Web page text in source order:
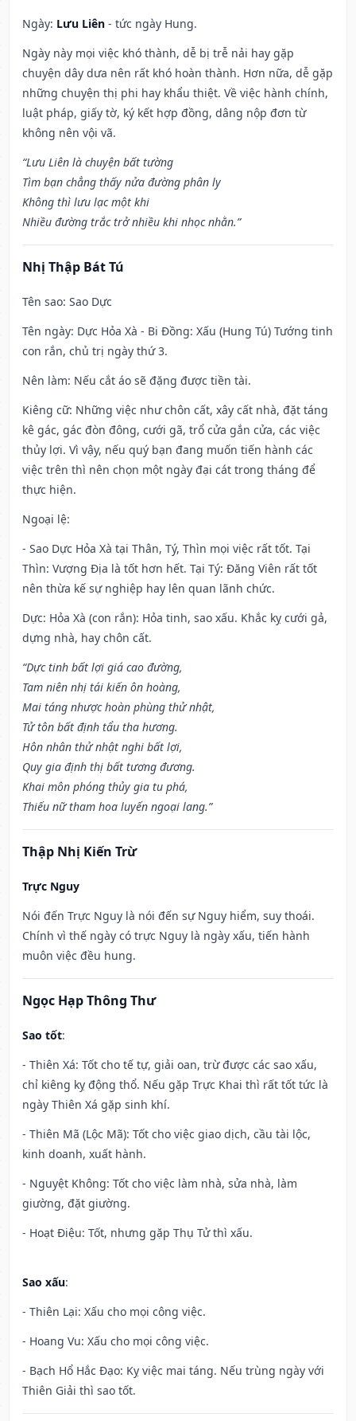
Ngày: Lưu Liên - tức ngày Hung.
Ngày này mọi việc khó thành, dễ bị trễ nải hay gặp
chuyện dây dưa nên rất khó hoàn thành. Hơn nữa, dễ gặp
những chuyện thị phi hay khẩu thiệt. Về việc hành chính,
luật pháp, giấy tờ, ký kết hợp đồng, dâng nộp đơn từ
không nên vội vã.
“Lưu Liên là chuyện bất tường
Tìm bạn chẳng thấy nửa đường phân ly
Không thì lưu lạc một khi
Nhiều đường trắc trở nhiều khi nhọc nhằn.”
Nhị Thập Bát Tú
Tên sao: Sao Dực
Tên ngày: Dực Hỏa Xà - Bi Đồng: Xấu (Hung Tú) Tướng tinh
con rắn, chủ trị ngày thứ 3.
Nên làm: Nếu cắt áo sẽ đặng được tiền tài.
Kiêng cữ: Những việc như chôn cất, xây cất nhà, đặt táng
kê gác, gác đòn đông, cưới gã, trổ cửa gắn cửa, các việc
thủy lợi. Vì vậy, nếu quý bạn đang muốn tiến hành các
việc trên thì nên chọn một ngày đại cát trong tháng để
thực hiện.
Ngoại lệ:
- Sao Dực Hỏa Xà tại Thân, Tý, Thìn mọi việc rất tốt. Tại
Thìn: Vượng Địa là tốt hơn hết. Tại Tý: Đăng Viên rất tốt
nên thừa kế sự nghiệp hay lên quan lãnh chức.
Dực: Hỏa Xà (con rắn): Hỏa tinh, sao xấu. Khắc kỵ cưới gả,
dựng nhà, hay chôn cất.
“Dực tinh bất lợi giá cao đường,
Tam niên nhị tái kiến ôn hoàng,
Mai táng nhược hoàn phùng thử nhật,
Tử tôn bất định tẩu tha hương.
Hôn nhân thử nhật nghi bất lợi,
Quy gia định thị bất tương đương.
Khai môn phóng thủy gia tu phá,
Thiếu nữ tham hoa luyến ngoại lang.”
Thập Nhị Kiến Trừ
Trực Nguy
Nói đến Trực Nguy là nói đến sự Nguy hiểm, suy thoái.
Chính vì thế ngày có trực Nguy là ngày xấu, tiến hành
muôn việc đều hung.
Ngọc Hạp Thông Thư
Sao tốt:
- Thiên Xá: Tốt cho tế tự, giải oan, trừ được các sao xấu,
chỉ kiêng kỵ động thổ. Nếu gặp Trực Khai thì rất tốt tức là
ngày Thiên Xá gặp sinh khí.
- Thiên Mã (Lộc Mã): Tốt cho việc giao dịch, cầu tài lộc,
kinh doanh, xuất hành.
- Nguyệt Không: Tốt cho việc làm nhà, sửa nhà, làm
giường, đặt giường.
- Hoạt Điệu: Tốt, nhưng gặp Thụ Tử thì xấu.
Sao xấu:
- Thiên Lại: Xấu cho mọi công việc.
- Hoang Vu: Xấu cho mọi công việc.
- Bạch Hổ Hắc Đạo: Kỵ việc mai táng. Nếu trùng ngày với
Thiên Giải thì sao tốt.